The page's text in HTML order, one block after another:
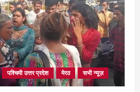
पश्चिमी उत्तर प्रदेश मेरठ सभी न्यूज़